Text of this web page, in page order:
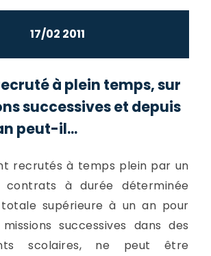
17/02 2011
à plein temps, sur
successives et depuis
peut-il...
recrutés à temps plein par un
contrats à durée déterminée
supérieure à un an pour
successives dans des
scolaires, ne peut être